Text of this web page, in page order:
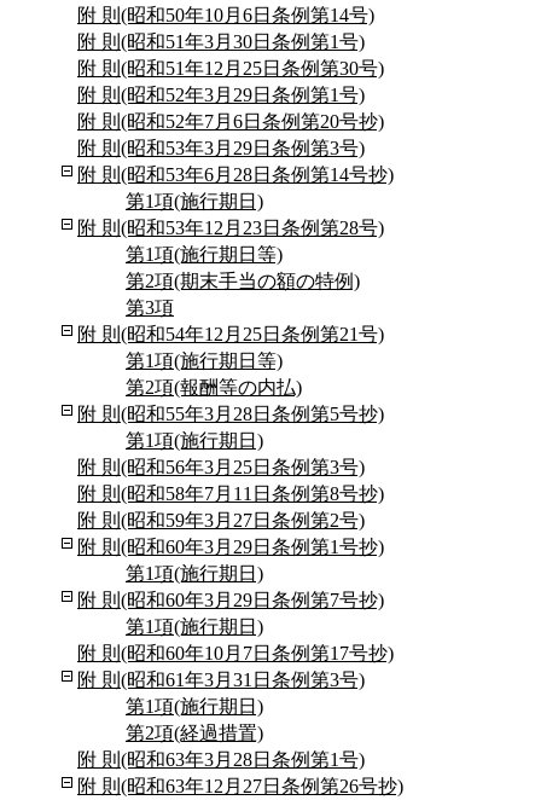
附 則(昭和50年10月6日条例第14号)
附 則(昭和51年3月30日条例第1号)
附 則(昭和51年12月25日条例第30号)
附 則(昭和52年3月29日条例第1号)
附 則(昭和52年7月6日条例第20号抄)
附 則(昭和53年3月29日条例第3号)
附 則(昭和53年6月28日条例第14号抄)
第1項(施行期日)
附 則(昭和53年12月23日条例第28号)
第1項(施行期日等)
第2項(期末手当の額の特例)
第3項
附 則(昭和54年12月25日条例第21号)
第1項(施行期日等)
第2項(報酬等の内払)
附 則(昭和55年3月28日条例第5号抄)
第1項(施行期日)
附 則(昭和56年3月25日条例第3号)
附 則(昭和58年7月11日条例第8号抄)
附 則(昭和59年3月27日条例第2号)
附 則(昭和60年3月29日条例第1号抄)
第1項(施行期日)
附 則(昭和60年3月29日条例第7号抄)
第1項(施行期日)
附 則(昭和60年10月7日条例第17号抄)
附 則(昭和61年3月31日条例第3号)
第1項(施行期日)
第2項(経過措置)
附 則(昭和63年3月28日条例第1号)
附 則(昭和63年12月27日条例第26号抄)